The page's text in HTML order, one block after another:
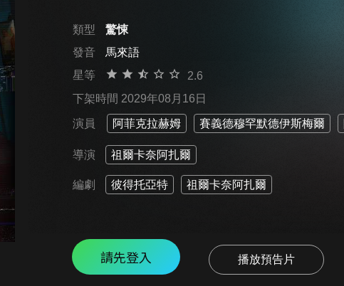
類型
驚悚
發音
馬來語
星等
2.6
下架時間 2029年08月16日
演員 阿菲克拉赫姆 賽義德穆罕默德伊斯梅爾
導演 祖爾卡奈阿扎爾
編劇 彼得托亞特 祖爾卡奈阿扎爾
請先登入 播放預告片